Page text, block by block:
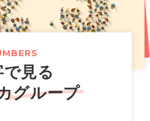
PR
リピン出店に関するお知らせ
開示
算補足説明資料
リース
のまねきねこ」で大人のカラ
リリース
アに新たなエンタメ空間が誕
見る
グループ